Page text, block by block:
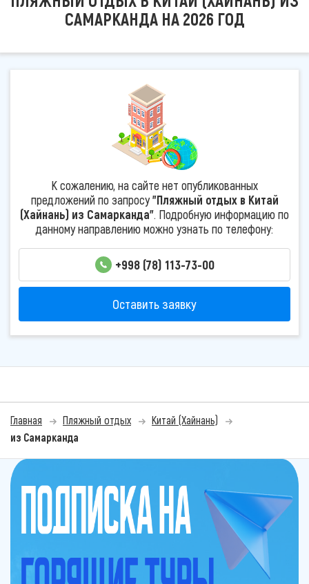
САМАРКАНДА НА 2026 ГОД
К сожалению, на сайте нет опубликованных
предложений по запросу"Пляжный отдых в Китай
(Хайнань) из Самарканда". Подробную информацию по
данному направлению можно узнать по телефону:
+998 (78) 113-73-00
Оставить заявку
Главная Пляжный отдых
Китай (Хайнань)
из Самарканда